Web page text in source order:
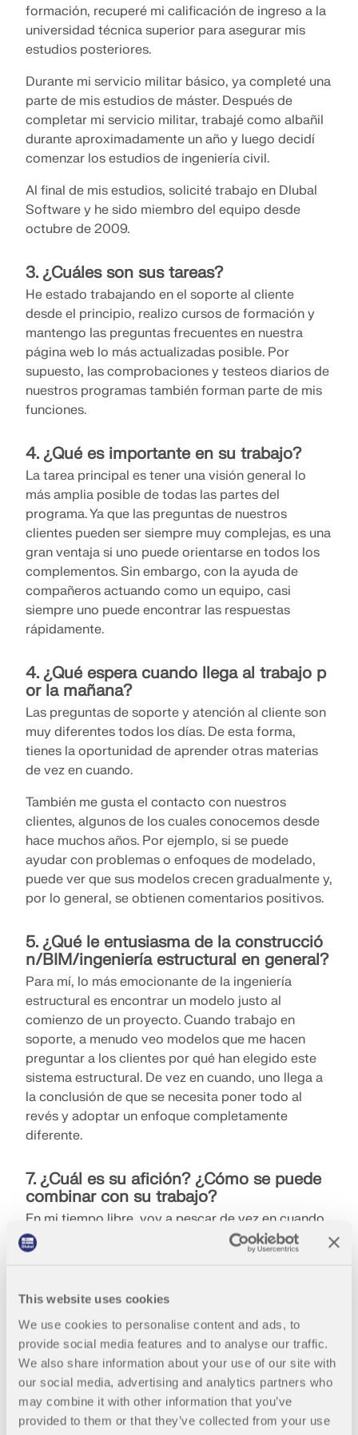
This website uses cookies
We use cookies to personalise content and ads, to
provide social media features and to analyse our traffic.
We also share information about your use of our site with
our social media, advertising and analytics partners who
may combine it with other information that you’ve
provided to them or that they’ve collected from your use
API de Dlubal
El nuevo servicio API de Dlubal (gRPC) te
proporciona una interfaz flexible para el software de
análisis estructural basado en Python y C#, con
acceso directo a toda la gama de productos de
Dlubal.
COMENZAR CON API
Complementos
Análisis adicionales para RSTAB 9
Análisis dinámico
Soluciones especiales
Cálculo
RSECTION 1
Propiedades de secciones transversales definidas por
el usuario
Más información
RWIND 3
Software de CFD para túneles de viento digital
Más información
Dlubal API
Su puerta al modelado paramétrico y la automatización
Explorar API
Documentación de API
Índice
Aplicaciones
Objetos del modelo
Suscripciones y precios
Ejemplos
AEF para conexiones de acero
Diseñe y analice las conexiones de acero utilizando
CBFEM, conforme a EN 1993‑1‑8 y AISC 360,
totalmente integrado en RFEM 6 para flujos de
trabajo estructurales más rápidos y precisos.
SABER MÁS
Herramienta de Zona Geográfica
El servicio en línea de Dlubal proporciona mapas de
zonas para la determinación rápida de cargas de
nieve, velocidades del viento y datos sísmicos.
Encuentra respuestas rápidamente
Encuentra respuestas rápidas a preguntas comunes
sobre Dlubal Software. Busca o filtra cientos de
preguntas frecuentes para resolver problemas en
poco tiempo.
VER FAQ
Desbloquea el poder de la innovación
Descubre herramientas de vanguardia y mejoras
diseñadas para impulsar tu flujo de trabajo de
ingeniería.
Obtén ayuda experta siempre que la necesites.
Disfruta de asistencia gratuita de IA, soporte por
correo electrónico, webinars en vivo y servicios
premium para usuarios del Contrato de Servicio Pro.
gratuita para estudiantes
Miles de estudiantes en todo el mundo ya se
benefician del software de Dlubal. Disfruta de
acceso gratuito, formación y soporte experto
durante tus estudios.
OBTENER LICENCIA GRATUITA
VER NUESTROS CLIENTES
Conozca a los expertos
Nuestros ingenieros dedicados están aquí para
ayudarte con la modelación, el diseño y los desafíos
técnicos, en cualquier momento y lugar.
CONECTAR CON EL SOPORTE TÉCNICO
ingeniería. Experimenta la innovación, el crecimiento
y desafíos emocionantes.
TUS OPORTUNIDADES DE CARRERA
Encuentra el trabajo de tus sueños
Únete a un líder mundial en software de ingeniería y
lleva tu carrera a nuevos niveles.
INICIAR SESIÓN
CREAR CUENTA
Español
formación, recuperé mi calificación de ingreso a la
universidad técnica superior para asegurar mis
estudios posteriores.
Durante mi servicio militar básico, ya completé una
parte de mis estudios de máster. Después de
completar mi servicio militar, trabajé como albañil
durante aproximadamente un año y luego decidí
comenzar los estudios de ingeniería civil.
Al final de mis estudios, solicité trabajo en Dlubal
Software y he sido miembro del equipo desde
octubre de 2009.
3. ¿Cuáles son sus tareas?
He estado trabajando en el soporte al cliente
desde el principio, realizo cursos de formación y
mantengo las preguntas frecuentes en nuestra
página web lo más actualizadas posible. Por
supuesto, las comprobaciones y testeos diarios de
nuestros programas también forman parte de mis
funciones.
4. ¿Qué es importante en su trabajo?
La tarea principal es tener una visión general lo
más amplia posible de todas las partes del
programa. Ya que las preguntas de nuestros
clientes pueden ser siempre muy complejas, es una
gran ventaja si uno puede orientarse en todos los
complementos. Sin embargo, con la ayuda de
compañeros actuando como un equipo, casi
siempre uno puede encontrar las respuestas
rápidamente.
4. ¿Qué espera cuando llega al trabajo p
or la mañana?
Las preguntas de soporte y atención al cliente son
muy diferentes todos los días. De esta forma,
tienes la oportunidad de aprender otras materias
de vez en cuando.
También me gusta el contacto con nuestros
clientes, algunos de los cuales conocemos desde
hace muchos años. Por ejemplo, si se puede
ayudar con problemas o enfoques de modelado,
puede ver que sus modelos crecen gradualmente y,
por lo general, se obtienen comentarios positivos.
5. ¿Qué le entusiasma de la construcció
n/BIM/ingeniería estructural en general?
Para mí, lo más emocionante de la ingeniería
estructural es encontrar un modelo justo al
comienzo de un proyecto. Cuando trabajo en
soporte, a menudo veo modelos que me hacen
preguntar a los clientes por qué han elegido este
sistema estructural. De vez en cuando, uno llega a
la conclusión de que se necesita poner todo al
revés y adoptar un enfoque completamente
diferente.
7. ¿Cuál es su afición? ¿Cómo se puede
combinar con su trabajo?
En mi tiempo libre, voy a pescar de vez en cuando
el tiempo lo permite. Dado que se trata de un
"deporte" bastante relajado, uno puede despejar la
ajetreado.
8. ¿Qué consejo le daría a los jóvenes pa
ra el futuro?
Es difícil decir, con respecto a nuestro software,
los estudiantes ya están bien encaminados, ya que
a menudo lo utilizan para trabajos de seminarios o